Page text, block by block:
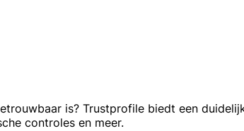
is? Trustprofile biedt een
controles en meer.